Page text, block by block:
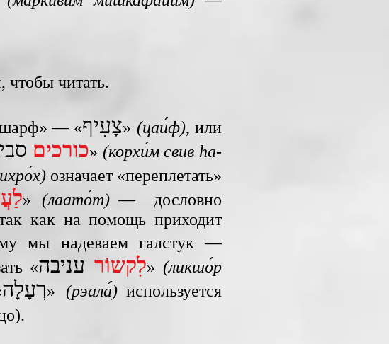
читать.
— «צָעִיף» (цаи́ф), или
כורכים» (корхи́м свив hа-
означает «переплетать»
» (лаато́т)— дословно
как на помощь приходит
мы надеваем галстук —
« לִקשוֹרעניבה »(ликшо́р
רְעָלָה» (рэала́)используется